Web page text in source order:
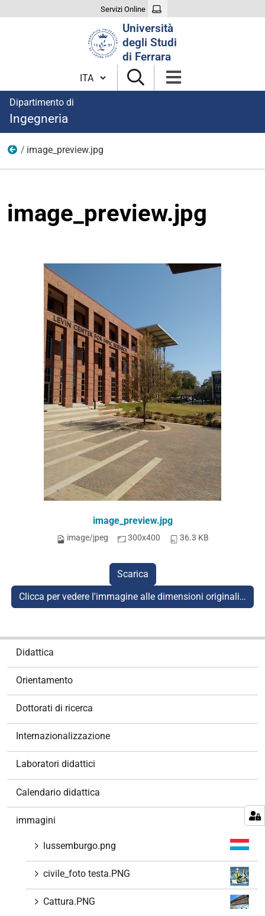
Servizi Online
Università
degli Studi
di Ferrara
Cambia lingua
Dipartimento di
Ingegneria
immagini
image_preview.jpg
image_preview.jpg
image_preview.jpg
image/jpeg 300x400 36.3 KB
Scarica
Clicca per vedere l'immagine alle dimensioni originali…
Didattica
Orientamento
Dottorati di ricerca
Internazionalizzazione
Laboratori didattici
Calendario didattica
immagini
lussemburgo.png
civile_foto testa.PNG
Cattura.PNG